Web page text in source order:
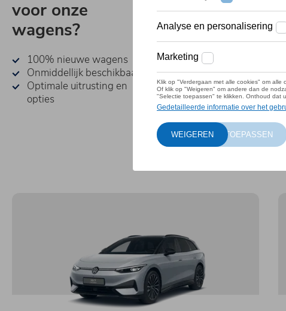
voor onze
wagens?
100% nieuwe wagens
Onmiddellijk beschikbaar
Optimale uitrusting en
opties